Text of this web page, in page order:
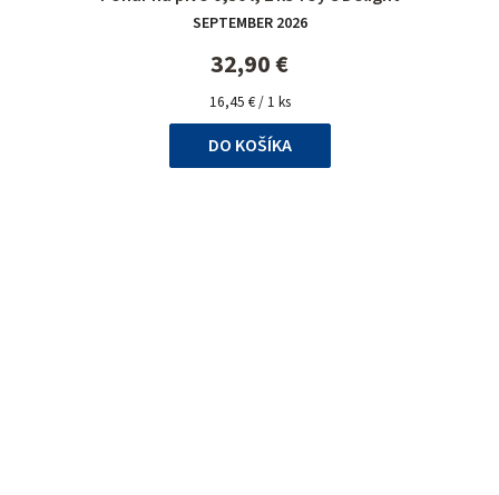
produktu
je
5,0
z
5
hviezdičiek.
SEPTEMBER 2026
32,90 €
Jednotková
cena:
16,45 € / 1 ks
DO KOŠÍKA